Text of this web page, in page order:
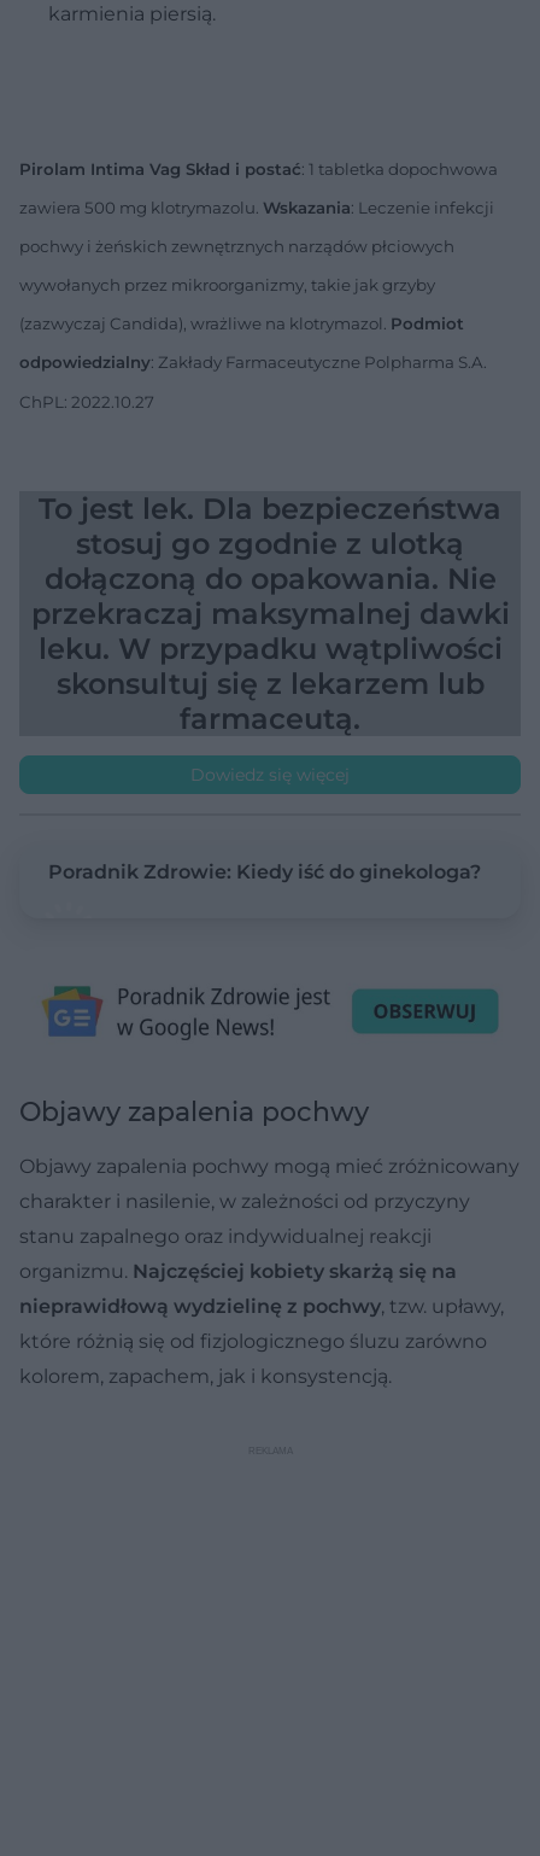
karmienia piersią.
Pirolam Intima Vag Skład i postać: 1 tabletka dopochwowa
zawiera 500 mg klotrymazolu. Wskazania: Leczenie infekcji
pochwy i żeńskich zewnętrznych narządów płciowych
wywołanych przez mikroorganizmy, takie jak grzyby
(zazwyczaj Candida), wrażliwe na klotrymazol. Podmiot
odpowiedzialny: Zakłady Farmaceutyczne Polpharma S.A.
ChPL: 2022.10.27
To jest lek. Dla bezpieczeństwa
stosuj go zgodnie z ulotką
dołączoną do opakowania. Nie
przekraczaj maksymalnej dawki
leku. W przypadku wątpliwości
skonsultuj się z lekarzem lub
farmaceutą.
Dowiedz się więcej
Poradnik Zdrowie: Kiedy iść do ginekologa?
Objawy zapalenia pochwy
Objawy zapalenia pochwy mogą mieć zróżnicowany
charakter i nasilenie, w zależności od przyczyny
stanu zapalnego oraz indywidualnej reakcji
organizmu. Najczęściej kobiety skarżą się na
nieprawidłową wydzielinę z pochwy, tzw. upławy,
które różnią się od fizjologicznego śluzu zarówno
kolorem, zapachem, jak i konsystencją.